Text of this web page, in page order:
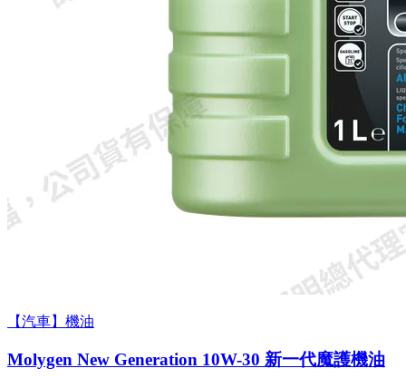
【汽車】機油
Molygen New Gener­a­tion 10W-30 新一代魔護機油